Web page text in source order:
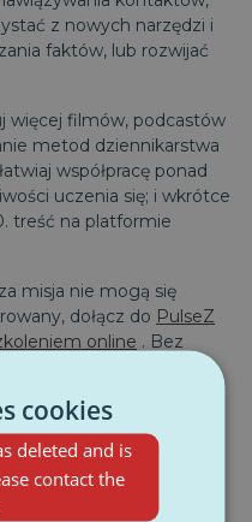
z nowych narzędzi i
faktów, lub rozwijać
więcej filmów, podcastów
metod dziennikarstwa
współpracę ponad
uczenia się; i wkrótce
treść na platformie
misja nie mogą się
dołącz do PulseZ
online . Bez
modułu nie
ale szkolenie obejmuje
twórcom treści
sukcesy.
cookies
deleted and is
contact the